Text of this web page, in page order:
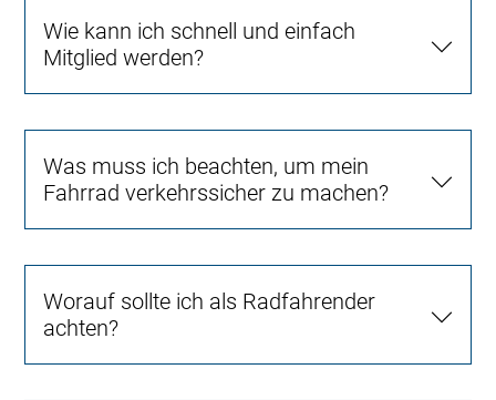
Wie kann ich schnell und einfach
Mitglied werden?
Was muss ich beachten, um mein
Fahrrad verkehrssicher zu machen?
Worauf sollte ich als Radfahrender
achten?